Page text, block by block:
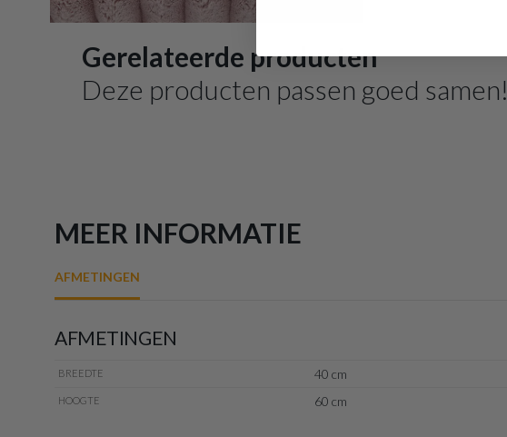
Gerelateerde producten
Deze producten passen goed samen!
MEER INFORMATIE
AFMETINGEN
AFMETINGEN
BREEDTE 40 cm
HOOGTE 60 cm